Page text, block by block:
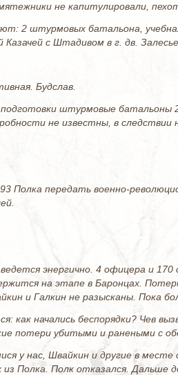
не капитулировали,
2 штурмовых батальона,
Казачей с Штадивом в г. дв.
Будслав.
штурмовые батальоны
не известны, в следствии
Полка передать военно-
энергично. 4 офицера и
на этапе в Баронцах.
и Галкин не разысканы. Пока
как начались беспорядки? Чев
потери убитыми и ранеными с
у нас, Швайкин и другие в
Полка. Полк отказался. Дальше